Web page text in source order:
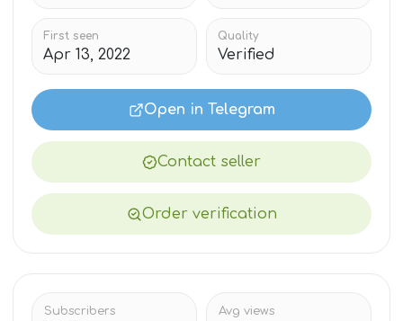
First seen
Apr 13, 2022
Quality
Verified
Open in Telegram
Contact seller
Order verification
Subscribers Avg views